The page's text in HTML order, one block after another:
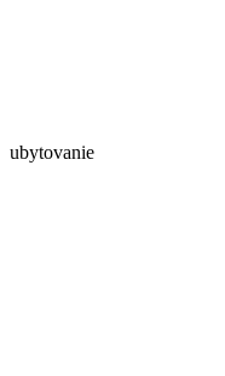
ubytovanie